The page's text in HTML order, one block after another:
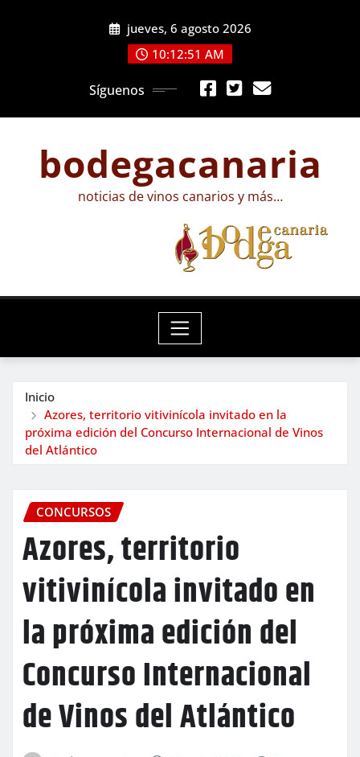
jueves, 6 agosto 2026
10:12:52 AM
Síguenos
bodegacanaria
noticias de vinos canarios y más…
Inicio
Azores, territorio vitivinícola invitado en la
próxima edición del Concurso Internacional de Vinos
del Atlántico
CONCURSOS
Azores, territorio
vitivinícola invitado en
la próxima edición del
Concurso Internacional
de Vinos del Atlántico